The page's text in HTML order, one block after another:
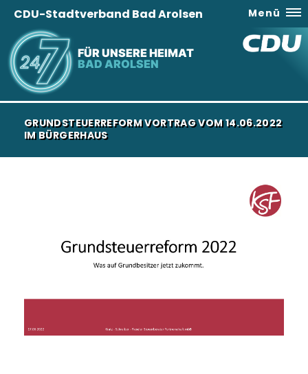
FÜR UNSERE HEIMAT
BAD AROLSEN
CDU-Stadtverband Bad Arolsen Menü
GRUNDSTEUERREFORM VORTRAG VOM 14.06.2022
IM BÜRGERHAUS